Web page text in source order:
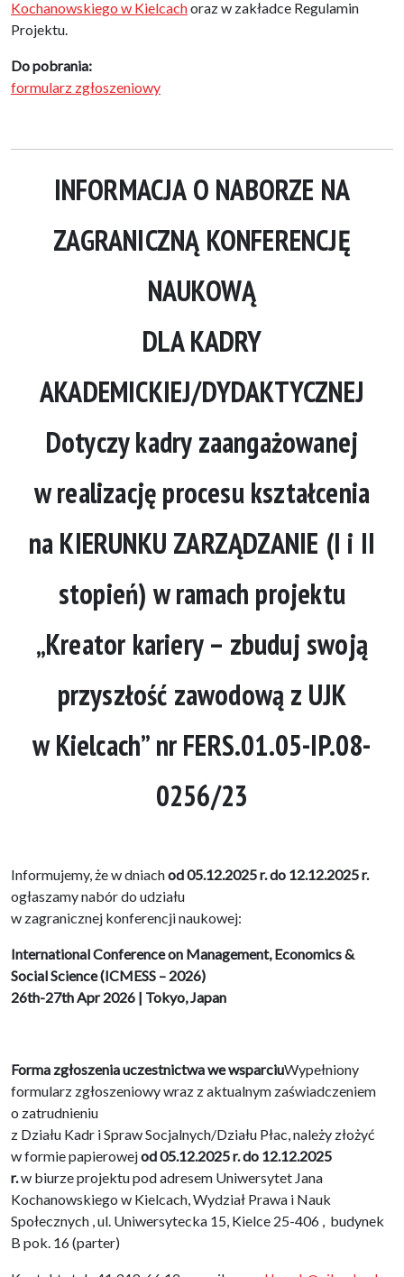
Kochanowskiego w Kielcachoraz w zakładce Regulamin
Projektu.
Do pobrania:
formularz zgłoszeniowy
INFORMACJA O NABORZE NA
ZAGRANICZNĄ KONFERENCJĘ
NAUKOWĄ
DLA KADRY
AKADEMICKIEJ/DYDAKTYCZNEJ
Dotyczy kadry zaangażowanej
w realizację procesu kształcenia
na KIERUNKU ZARZĄDZANIE (I i II
stopień) w ramach projektu
„Kreator kariery – zbuduj swoją
przyszłość zawodową z UJK
w Kielcach” nr FERS.01.05-IP.08-
0256/23
Informujemy, że w dniachod 05.12.2025 r. do 12.12.2025 r.
ogłaszamy nabór do udziału
w zagranicznej konferencji naukowej:
International Conference on Management, Economics &
Social Science (ICMESS – 2026)
26th-27th Apr 2026 | Tokyo, Japan
Forma zgłoszenia uczestnictwa we wsparciuWypełniony
formularz zgłoszeniowy wraz z aktualnym zaświadczeniem
o zatrudnieniu
z Działu Kadr i Spraw Socjalnych/Działu Płac, należy złożyć
w formie papierowejod 05.12.2025 r. do 12.12.2025
r.w biurze projektu pod adresem Uniwersytet Jana
Kochanowskiego w Kielcach, Wydział Prawa i Nauk
Społecznych , ul. Uniwersytecka 15, Kielce 25-406 , budynek
B pok. 16 (parter)